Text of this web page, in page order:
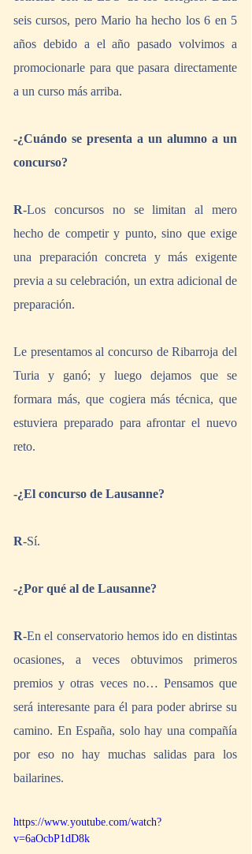
seis cursos, pero Mario ha hecho los 6 en 5
años debido a el año pasado volvimos a
promocionarle para que pasara directamente
a un curso más arriba.
-¿Cuándo se presenta a un alumno a un
concurso?
R-Los concursos no se limitan al mero
hecho de competir y punto, sino que exige
una preparación concreta y más exigente
previa a su celebración, un extra adicional de
preparación.
Le presentamos al concurso de Ribarroja del
Turia y ganó; y luego dejamos que se
formara más, que cogiera más técnica, que
estuviera preparado para afrontar el nuevo
reto.
-¿El concurso de Lausanne?
R-Sí.
-¿Por qué al de Lausanne?
R-En el conservatorio hemos ido en distintas
ocasiones, a veces obtuvimos primeros
premios y otras veces no… Pensamos que
será interesante para él para poder abrirse su
camino. En España, solo hay una compañía
por eso no hay muchas salidas para los
bailarines.
https://www.youtube.com/watch?
v=6aOcbP1dD8k